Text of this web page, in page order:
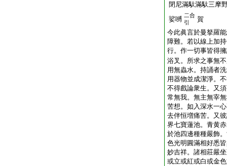
閉尼滿馱滿馱三摩
娑嚩 二合
引
賀
今此眞言於曼拏羅
障難。若以線上加
行。作一切事皆得
浴叉。所求之事無
用無蟲水。持誦者
用器物並成潔淨。
不得戲論衆生。又
常無我。無主無宰
苦想。如入深水一
去伴恒増痛苦。又
界七寶蓮池。青黄
於池四邊種種嚴飾
色光明圓滿相好悉
妙吉祥。諸相莊嚴
或立或紅或白或金